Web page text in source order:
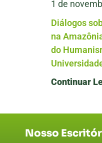
1 de
Diálogos
na
do
Continuar
Nosso